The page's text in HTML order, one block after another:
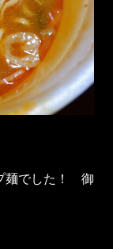
麺でした！ 御